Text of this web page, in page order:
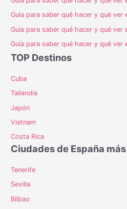
Guía para saber qué hacer y qué ver
Guía para saber qué hacer y qué ver
Guía para saber qué hacer y qué ver
TOP Destinos
Cuba
Tailandia
Japón
Vietnam
Costa Rica
Ciudades de España
Tenerife
Sevilla
Bilbao